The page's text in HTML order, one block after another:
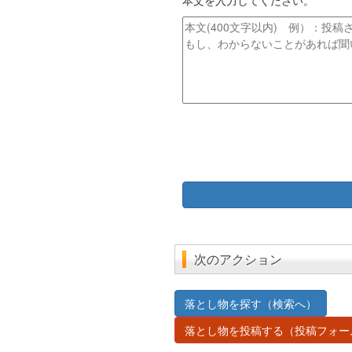
ス
ト
ル
本
文
次のアクション
落とし物を探す（検索へ）
落とし物を投稿する（投稿フォ